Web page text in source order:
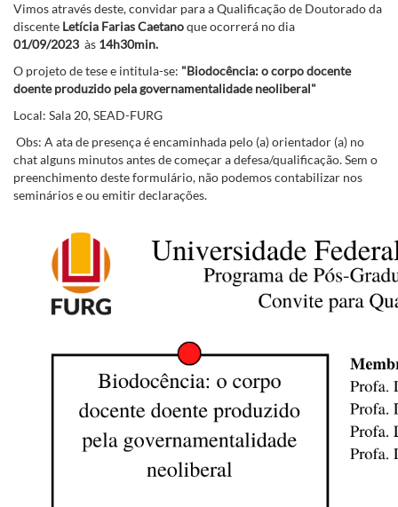
Vimos através deste, convidar para a Qualificação de Doutorado da
discente Letícia Farias Caetanoque ocorrerá no dia
01/09/2023 às 14h30min.
O projeto de tese e intitula-se: "Biodocência: o corpo docente
doente produzido pela governamentalidade neoliberal"
Local: Sala 20, SEAD-FURG
Obs: A ata de presença é encaminhada pelo (a) orientador (a) no
chat alguns minutos antes de começar a defesa/qualificação. Sem o
preenchimento deste formulário, não podemos contabilizar nos
seminários e ou emitir declarações.